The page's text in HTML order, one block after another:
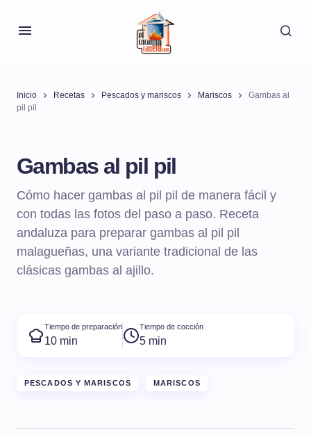
Inicio Recetas Pescados y mariscos Mariscos
Gambas al
pil pil
Gambas al pil pil
Cómo hacer gambas al pil pil de manera fácil y
con todas las fotos del paso a paso. Receta
andaluza para preparar gambas al pil pil
malagueñas, una variante tradicional de las
clásicas gambas al ajillo.
Tiempo de preparación
10 min
Tiempo de cocción
5 min
PESCADOS Y MARISCOS MARISCOS